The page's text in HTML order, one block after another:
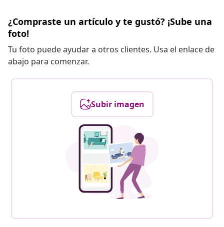
¿Compraste un artículo y te gustó? ¡Sube una
foto!
Tu foto puede ayudar a otros clientes. Usa el enlace de
abajo para comenzar.
Subir imagen